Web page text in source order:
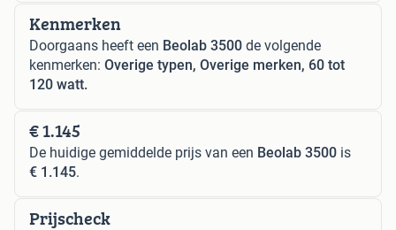
Kenmerken
Doorgaans heeft een Beolab 3500 de volgende
kenmerken: Overige typen, Overige merken, 60 tot
120 watt.
€ 1.145
De huidige gemiddelde prijs van een Beolab 3500 is
€ 1.145.
Prijscheck